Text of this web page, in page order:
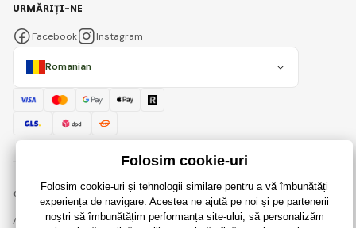
Romanian
URMĂRIȚI-NE
Facebook Instagram
© 2018 - 2026 RaiJucării.ro, Toate drepturile rezervate
Această pagină este protejată prin reCAPTCHA și se aplică